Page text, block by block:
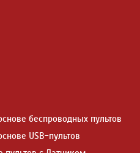
беспроводных пультов
USB-пультов